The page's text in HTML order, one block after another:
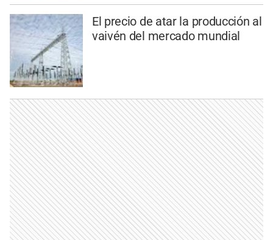
El precio de atar la producción al
vaivén del mercado mundial